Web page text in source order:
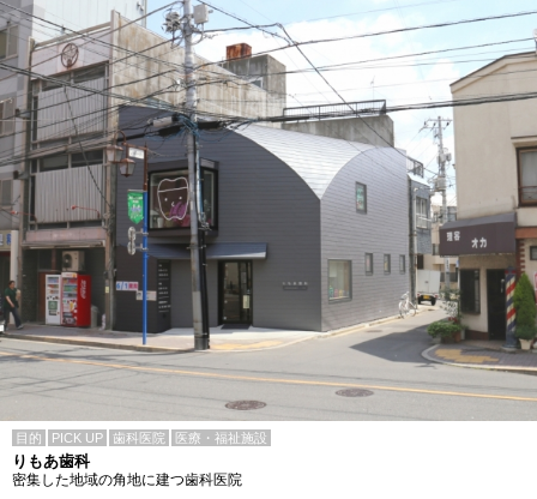
目的 PICK UP 歯科医院 医療・福祉施設
りもあ歯科
密集した地域の角地に建つ歯科医院